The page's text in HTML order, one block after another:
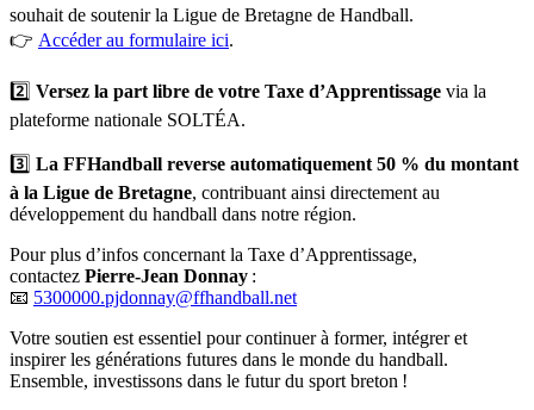
souhait de soutenir la Ligue de Bretagne de Handball.
👉 Accéder au formulaire ici.
2️⃣ Versez la part libre de votre Taxe d’Apprentissage via la
plateforme nationale SOLTÉA.
3️⃣ La FFHandball reverse automatiquement 50 % du montant
à la Ligue de Bretagne, contribuant ainsi directement au
développement du handball dans notre région.
Pour plus d’infos concernant la Taxe d’Apprentissage,
contactez Pierre-Jean Donnay :
📧 5300000.pjdonnay@ffhandball.net
Votre soutien est essentiel pour continuer à former, intégrer et
inspirer les générations futures dans le monde du handball.
Ensemble, investissons dans le futur du sport breton !